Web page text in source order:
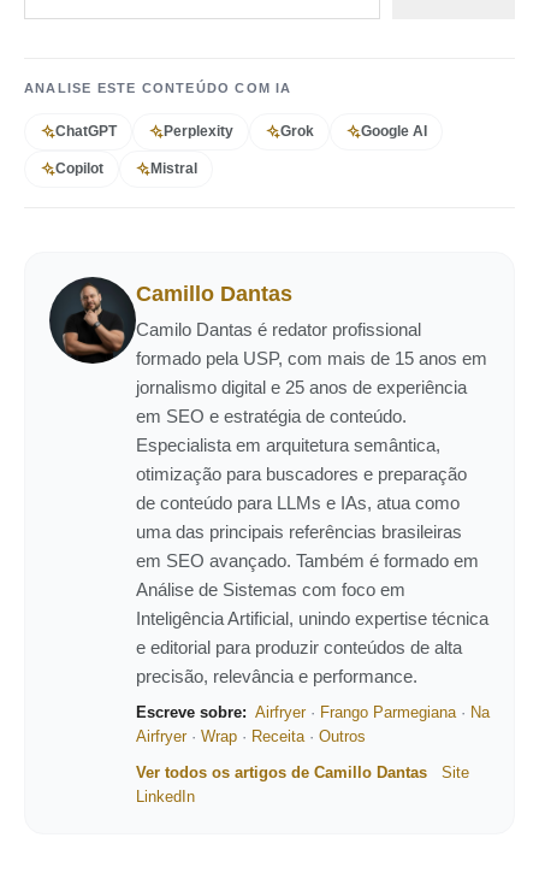
ANALISE ESTE CONTEÚDO COM IA
ChatGPT Perplexity Grok Google AI
Copilot Mistral
Camillo Dantas
Camilo Dantas é redator profissional
formado pela USP, com mais de 15 anos em
jornalismo digital e 25 anos de experiência
em SEO e estratégia de conteúdo.
Especialista em arquitetura semântica,
otimização para buscadores e preparação
de conteúdo para LLMs e IAs, atua como
uma das principais referências brasileiras
em SEO avançado. Também é formado em
Análise de Sistemas com foco em
Inteligência Artificial, unindo expertise técnica
e editorial para produzir conteúdos de alta
precisão, relevância e performance.
Escreve sobre: Airfryer· Frango Parmegiana· Na
Airfryer· Wrap · Receita· Outros
Ver todos os artigos de Camillo Dantas
Site
LinkedIn